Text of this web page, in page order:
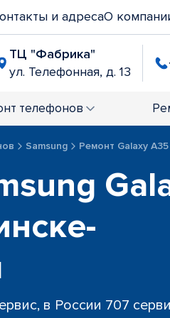
и адресаО
ТЦ "Фабрика"
ул. Телефонная, д. 13
телефонов
Samsung Ремонт Galaxy A35
в России 707